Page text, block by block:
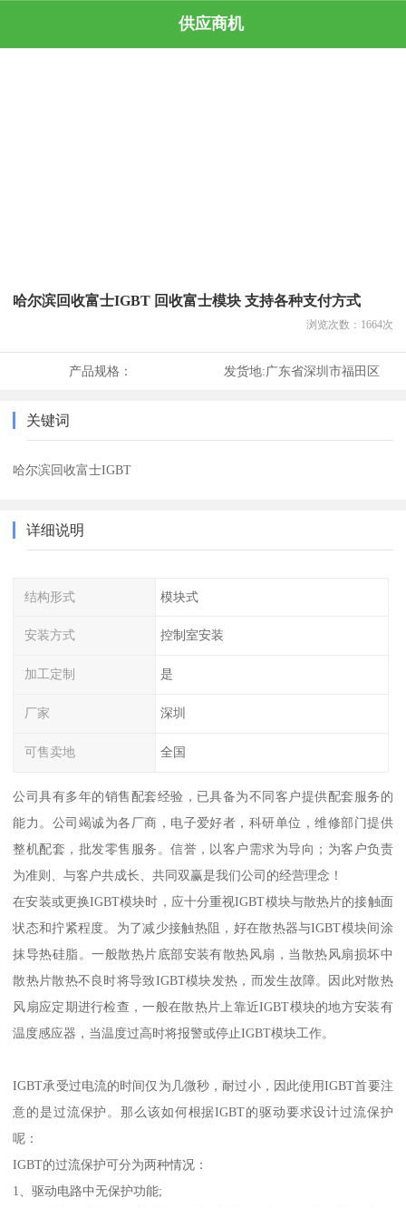
供应商机
哈尔滨回收富士IGBT 回收富士模块 支持各种支付方式
浏览次数： 1664次
产品规格： 发货地:广东省深圳市福田区
关键词
哈尔滨回收富士IGBT
详细说明
结构形式 模块式
安装方式 控制室安装
加工定制 是
厂家 深圳
可售卖地 全国
公司具有多年的销售配套经验，已具备为不同客户提供配套服务的
能力。公司竭诚为各厂商，电子爱好者，科研单位，维修部门提供
整机配套，批发零售服务。信誉，以客户需求为导向；为客户负责
为准则、与客户共成长、共同双赢是我们公司的经营理念！
在安装或更换IGBT模块时，应十分重视IGBT模块与散热片的接触面
状态和拧紧程度。为了减少接触热阻，好在散热器与IGBT模块间涂
抹导热硅脂。一般散热片底部安装有散热风扇，当散热风扇损坏中
散热片散热不良时将导致IGBT模块发热，而发生故障。因此对散热
风扇应定期进行检查，一般在散热片上靠近IGBT模块的地方安装有
温度感应器，当温度过高时将报警或停止IGBT模块工作。